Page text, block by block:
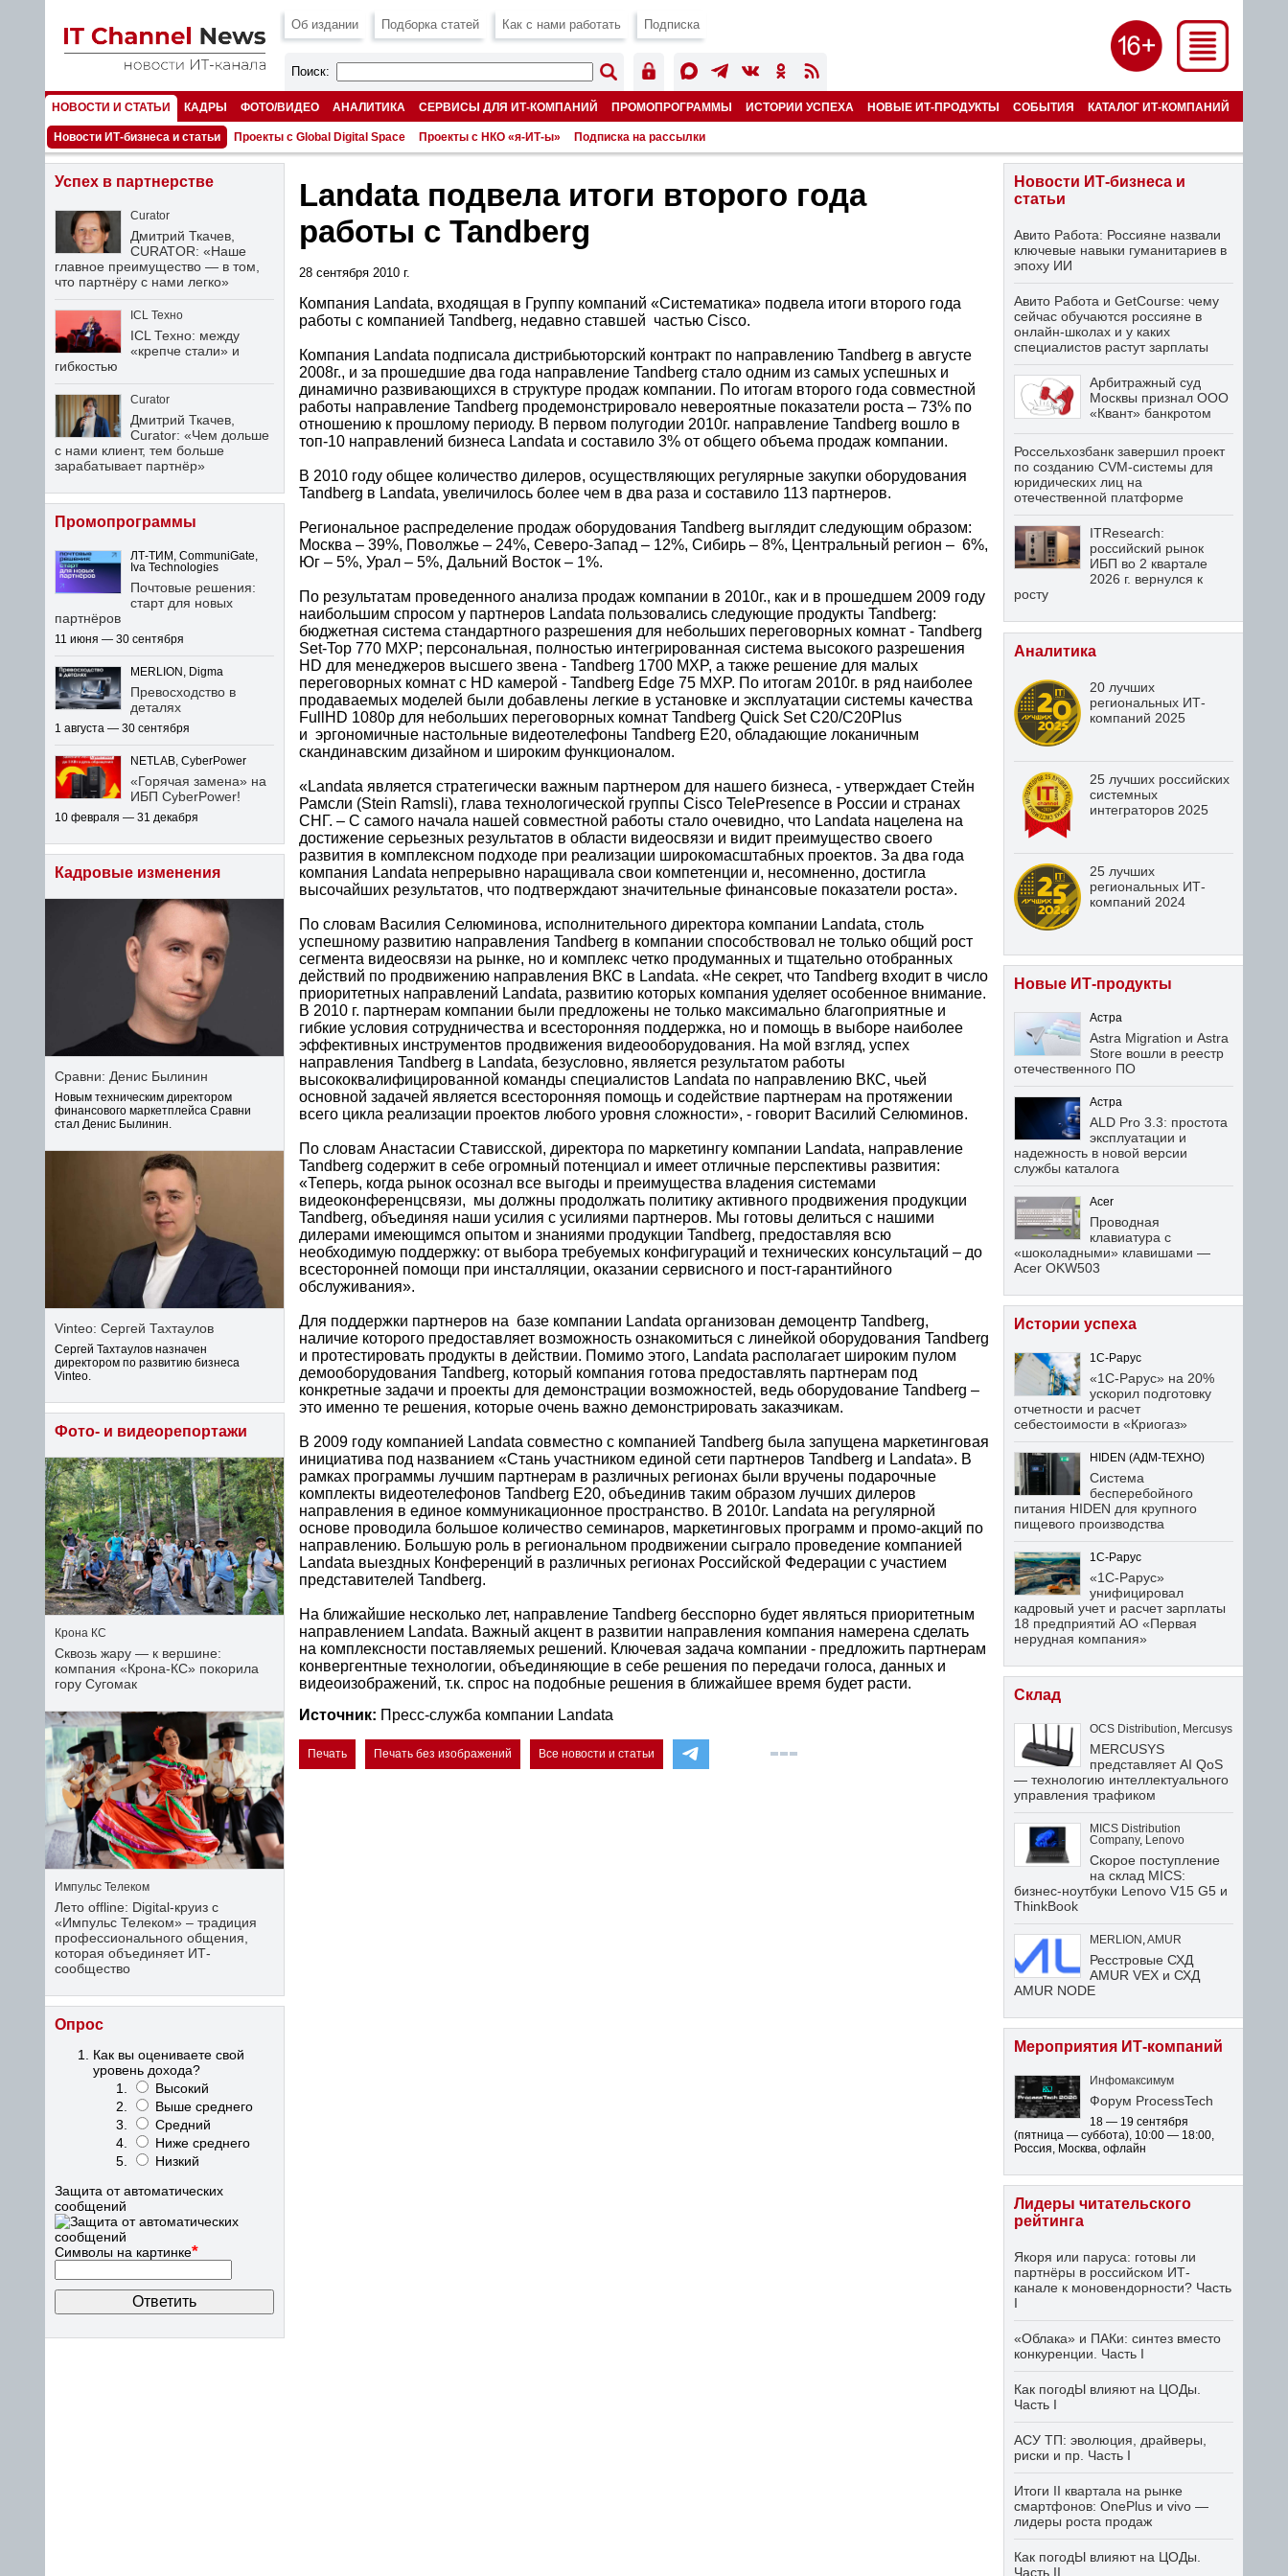
Об издании Подборка статей Как с нами работать Подписка
Поиск:
НОВОСТИ И СТАТЬИ КАДРЫ ФОТО/ВИДЕО АНАЛИТИКА СЕРВИСЫ ДЛЯ ИТ-КОМПАНИЙ ПРОМОПРОГРАММЫ ИСТОРИИ УСПЕХА НОВЫЕ ИТ-ПРОДУКТЫ СОБЫТИЯ КАТАЛОГ ИТ-КОМПАНИЙ
НОМЕРА
Новости ИТ-бизнеса и статьи Проекты с Global Digital Space Проекты с НКО «я-ИТ-ы» Подписка на рассылки
Landata подвела итоги второго года
работы с Tandberg
28 сентября 2010 г.
Компания Landata, входящая в Группу компаний «Систематика» подвела итоги второго года
работы с компанией Tandberg, недавно ставшей частью Cisco.
Компания Landata подписала дистрибьюторский контракт по направлению Tandberg в августе
2008г., и за прошедшие два года направление Tandberg стало одним из самых успешных и
динамично развивающихся в структуре продаж компании. По итогам второго года совместной
работы направление Tandberg продемонстрировало невероятные показатели роста – 73% по
отношению к прошлому периоду. В первом полугодии 2010г. направление Tandberg вошло в
топ-10 направлений бизнеса Landata и составило 3% от общего объема продаж компании.
В 2010 году общее количество дилеров, осуществляющих регулярные закупки оборудования
Tandberg в Landata, увеличилось более чем в два раза и составило 113 партнеров.
Региональное распределение продаж оборудования Tandberg выглядит следующим образом:
Москва – 39%, Поволжье – 24%, Северо-Запад – 12%, Сибирь – 8%, Центральный регион – 6%,
Юг – 5%, Урал – 5%, Дальний Восток – 1%.
По результатам проведенного анализа продаж компании в 2010г., как и в прошедшем 2009 году
наибольшим спросом у партнеров Landata пользовались следующие продукты Tandberg:
бюджетная система стандартного разрешения для небольших переговорных комнат - Tandberg
Set-Top 770 MXP; персональная, полностью интегрированная система высокого разрешения
HD для менеджеров высшего звена - Tandberg 1700 MXP, а также решение для малых
переговорных комнат с HD камерой - Tandberg Edge 75 MXP. По итогам 2010г. в ряд наиболее
продаваемых моделей были добавлены легкие в установке и эксплуатации системы качества
FullHD 1080p для небольших переговорных комнат Tandberg Quick Set C20/C20Plus
и эргономичные настольные видеотелефоны Tandberg E20, обладающие локаничным
скандинавским дизайном и широким функционалом.
«Landata является стратегически важным партнером для нашего бизнеса, - утверждает Стейн
Рамсли (Stein Ramsli), глава технологической группы Cisco TelePresence в России и странах
СНГ. – С самого начала нашей совместной работы стало очевидно, что Landata нацелена на
достижение серьезных результатов в области видеосвязи и видит преимущество своего
развития в комплексном подходе при реализации широкомасштабных проектов. За два года
компания Landata непрерывно наращивала свои компетенции и, несомненно, достигла
высочайших результатов, что подтверждают значительные финансовые показатели роста».
По словам Василия Селюминова, исполнительного директора компании Landata, столь
успешному развитию направления Tandberg в компании способствовал не только общий рост
сегмента видеосвязи на рынке, но и комплекс четко продуманных и тщательно отобранных
действий по продвижению направления ВКС в Landata. «Не секрет, что Tandberg входит в число
приоритетных направлений Landata, развитию которых компания уделяет особенное внимание.
В 2010 г. партнерам компании были предложены не только максимально благоприятные и
гибкие условия сотрудничества и всесторонняя поддержка, но и помощь в выборе наиболее
эффективных инструментов продвижения видеооборудования. На мой взгляд, успех
направления Tandberg в Landata, безусловно, является результатом работы
высококвалифицированной команды специалистов Landata по направлению ВКС, чьей
основной задачей является всесторонняя помощь и содействие партнерам на протяжении
всего цикла реализации проектов любого уровня сложности», - говорит Василий Селюминов.
По словам Анастасии Стависской, директора по маркетингу компании Landata, направление
Tandberg содержит в себе огромный потенциал и имеет отличные перспективы развития:
«Теперь, когда рынок осознал все выгоды и преимущества владения системами
видеоконференцсвязи, мы должны продолжать политику активного продвижения продукции
Tandberg, объединяя наши усилия с усилиями партнеров. Мы готовы делиться с нашими
дилерами имеющимся опытом и знаниями продукции Tandberg, предоставляя всю
необходимую поддержку: от выбора требуемых конфигураций и технических консультаций – до
всесторонней помощи при инсталляции, оказании сервисного и пост-гарантийного
обслуживания».
Для поддержки партнеров на базе компании Landata организован демоцентр Tandberg,
наличие которого предоставляет возможность ознакомиться с линейкой оборудования Tandberg
и протестировать продукты в действии. Помимо этого, Landata располагает широким пулом
демооборудования Tandberg, который компания готова предоставлять партнерам под
конкретные задачи и проекты для демонстрации возможностей, ведь оборудование Tandberg –
это именно те решения, которые очень важно демонстрировать заказчикам.
В 2009 году компанией Landata совместно с компанией Tandberg была запущена маркетинговая
инициатива под названием «Стань участником единой сети партнеров Tandberg и Landata». В
рамках программы лучшим партнерам в различных регионах были вручены подарочные
комплекты видеотелефонов Tandberg E20, объединив таким образом лучших дилеров
направления в единое коммуникационное пространство. В 2010г. Landata на регулярной
основе проводила большое количество семинаров, маркетинговых программ и промо-акций по
направлению. Большую роль в региональном продвижении сыграло проведение компанией
Landata выездных Конференций в различных регионах Российской Федерации с участием
представителей Tandberg.
На ближайшие несколько лет, направление Tandberg бесспорно будет являться приоритетным
направлением Landata. Важный акцент в развитии направления компания намерена сделать
на комплексности поставляемых решений. Ключевая задача компании - предложить партнерам
конвергентные технологии, объединяющие в себе решения по передачи голоса, данных и
видеоизображений, т.к. спрос на подобные решения в ближайшее время будет расти.
Источник: Пресс-служба компании Landata
Печать Печать без изображений Все новости и статьи
Успех в партнерстве
Curator
Дмитрий Ткачев,
CURATOR: «Наше
главное преимущество — в том,
что партнёру с нами легко»
ICL Техно
ICL Техно: между
«крепче стали» и
гибкостью
Curator
Дмитрий Ткачев,
Curator: «Чем дольше
с нами клиент, тем больше
зарабатывает партнёр»
Промопрограммы
ЛТ-ТИМ, CommuniGate,
Iva Technologies
Почтовые решения:
старт для новых
партнёров
11 июня — 30 сентября
MERLION, Digma
Превосходство в
деталях
1 августа — 30 сентября
NETLAB, CyberPower
«Горячая замена» на
ИБП CyberPower!
10 февраля — 31 декабря
Кадровые изменения
Сравни: Денис Былинин
Новым техническим директором
финансового маркетплейса Сравни
стал Денис Былинин.
Vinteo: Сергей Тахтаулов
Сергей Тахтаулов назначен
директором по развитию бизнеса
Vinteo.
Фото- и видеорепортажи
Крона КС
Сквозь жару — к вершине:
компания «Крона‑КС» покорила
гору Сугомак
Импульс Телеком
Лето offline: Digital-круиз с
«Импульс Телеком» – традиция
профессионального общения,
которая объединяет ИТ-
сообщество
Опрос
Как вы оцениваете свой
уровень дохода?
Высокий
Выше среднего
Средний
Ниже среднего
Низкий
Защита от автоматических
сообщений
Символы на картинке*
Новости ИТ-бизнеса и
статьи
Авито Работа: Россияне назвали
ключевые навыки гуманитариев в
эпоху ИИ
Авито Работа и GetCourse: чему
сейчас обучаются россияне в
онлайн-школах и у каких
специалистов растут зарплаты
Арбитражный суд
Москвы признал ООО
«Квант» банкротом
Россельхозбанк завершил проект
по созданию CVM-системы для
юридических лиц на
отечественной платформе
ITResearch:
российский рынок
ИБП во 2 квартале
2026 г. вернулся к
росту
Аналитика
20 лучших
региональных ИТ-
компаний 2025
25 лучших российских
системных
интеграторов 2025
25 лучших
региональных ИТ-
компаний 2024
Новые ИТ-продукты
Астра
Astra Migration и Astra
Store вошли в реестр
отечественного ПО
Астра
ALD Pro 3.3: простота
эксплуатации и
надежность в новой версии
службы каталога
Acer
Проводная
клавиатура с
«шоколадными» клавишами —
Acer OKW503
Истории успеха
1С-Рарус
«1С-Рарус» на 20%
ускорил подготовку
отчетности и расчет
себестоимости в «Криогаз»
HIDEN (АДМ-ТЕХНО)
Система
бесперебойного
питания HIDEN для крупного
пищевого производства
1С-Рарус
«1С-Рарус»
унифицировал
кадровый учет и расчет зарплаты
18 предприятий АО «Первая
нерудная компания»
Склад
OCS Distribution Mercusys
MERCUSYS
представляет AI QoS
— технологию интеллектуального
управления трафиком
MICS Distribution
Company, Lenovo
Скорое поступление
на склад MICS:
бизнес-ноутбуки Lenovo V15 G5 и
ThinkBook
MERLION AMUR
Ресстровые СХД
AMUR VEX и СХД
AMUR NODE
Мероприятия ИТ-компаний
Инфомаксимум
Форум ProcessTech
18 — 19 сентября
(пятница — суббота), 10:00 — 18:00,
Россия, Москва, офлайн
Лидеры читательского
рейтинга
Якоря или паруса: готовы ли
партнёры в российском ИТ-
канале к моновендорности? Часть
I
«Облака» и ПАКи: синтез вместо
конкуренции. Часть I
Как погодЫ влияют на ЦОДы.
Часть I
АСУ ТП: эволюция, драйверы,
риски и пр. Часть I
Итоги II квартала на рынке
смартфонов: OnePlus и vivo —
лидеры роста продаж
Как погодЫ влияют на ЦОДы.
Часть II